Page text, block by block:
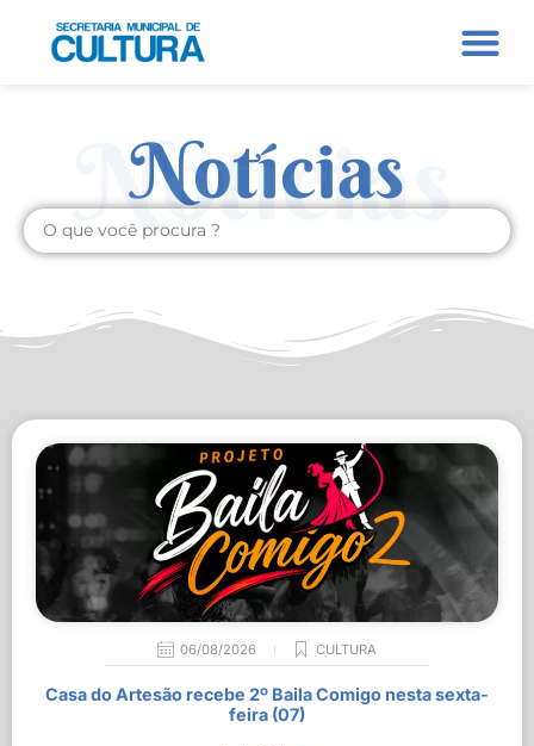
Notícias
Notícias
06/08/2026 CULTURA
Casa do Artesão recebe 2º Baila Comigo nesta sexta-
feira (07)